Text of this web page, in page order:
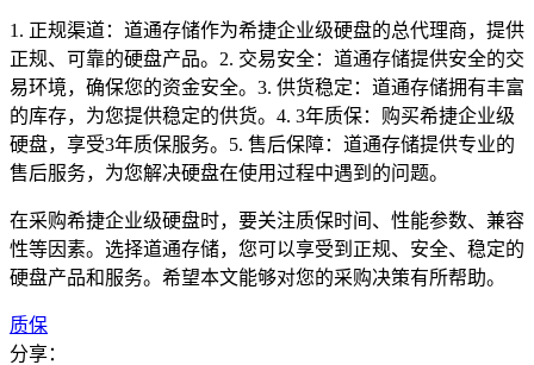
1. 正规渠道：道通存储作为希捷企业级硬盘的总代理商，提供
正规、可靠的硬盘产品。2. 交易安全：道通存储提供安全的交
易环境，确保您的资金安全。3. 供货稳定：道通存储拥有丰富
的库存，为您提供稳定的供货。4. 3年质保：购买希捷企业级
硬盘，享受3年质保服务。5. 售后保障：道通存储提供专业的
售后服务，为您解决硬盘在使用过程中遇到的问题。
在采购希捷企业级硬盘时，要关注质保时间、性能参数、兼容
性等因素。选择道通存储，您可以享受到正规、安全、稳定的
硬盘产品和服务。希望本文能够对您的采购决策有所帮助。
质保
分享：